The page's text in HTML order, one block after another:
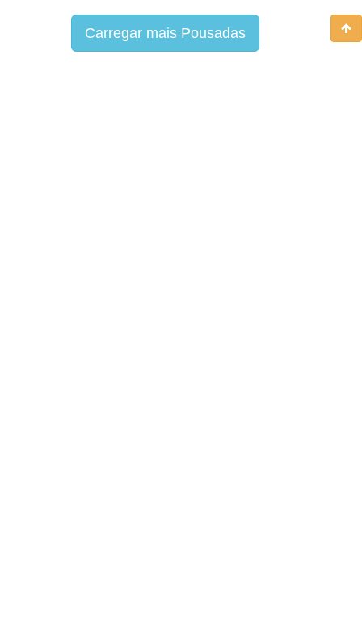
Carregar mais Pousadas